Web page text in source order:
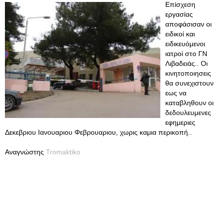
Επίσχεση
εργασίας
αποφάσισαν οι
ειδικοί και
ειδικευόμενοι
ιατροί στο ΓΝ
Λιβαδειάς.. Οι
κινητοποιησεις
θα συνεχιστουν
εως να
καταβληθουν οι
δεδουλευμενες
εφημεριες
Δεκεβριου Ιανουαριου Φεβρουαριου, χωρις καμια περικοπή..
Αναγνώστης Tromaktiko